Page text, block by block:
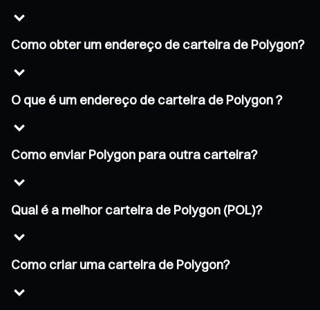
Como obter um endereço de carteira de Polygon?
O que é um endereço de carteira de Polygon ?
Como enviar Polygon para outra carteira?
Qual é a melhor carteira de Polygon (POL)?
Como criar uma carteira de Polygon?